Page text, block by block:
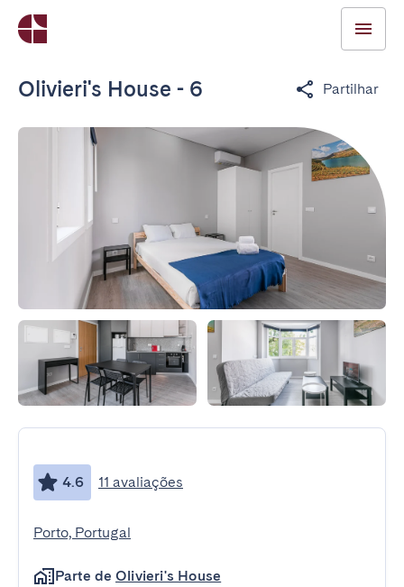
Olivieri's House - 6 Partilhar
4.6 11 avaliações
Porto, Portugal
Parte de Olivieri's House